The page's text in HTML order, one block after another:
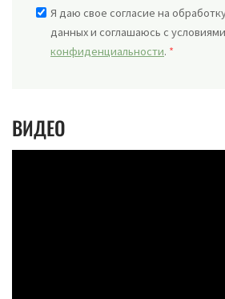
Я даю свое согласие на
данных и соглашаюсь с
конфиденциальности. *
ВИДЕО